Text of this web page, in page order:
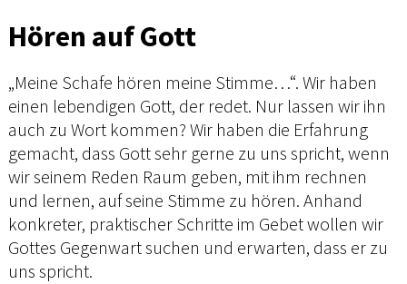
Hören auf Gott
„Meine Schafe hören meine Stimme…“. Wir haben
einen lebendigen Gott, der redet. Nur lassen wir ihn
auch zu Wort kommen? Wir haben die Erfahrung
gemacht, dass Gott sehr gerne zu uns spricht, wenn
wir seinem Reden Raum geben, mit ihm rechnen
und lernen, auf seine Stimme zu hören. Anhand
konkreter, praktischer Schritte im Gebet wollen wir
Gottes Gegenwart suchen und erwarten, dass er zu
uns spricht.